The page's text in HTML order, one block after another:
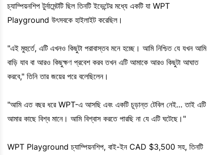
চ্যাম্পিয়নশিপ টুর্নামেন্টটি ছিল তিনটি ইভেন্টের মধ্যে একটি যা WPT
Playground উৎসবকে হাইলাইট করেছিল।
"এই মুহুর্তে, এটি এখনও কিছুটা পরাবাস্তব মনে হচ্ছে। আমি নিশ্চিত যে যখন আমি
বাড়ি যাব বা আরও কিছুক্ষণ প্রবেশ করব তখন এটি আমাকে আরও কিছুটা আঘাত
করবে," তিনি তার জয়ের পরে বলেছিলেন।
"আমি এত বছর ধরে WPT-এ আসছি এবং একটি চূড়ান্ত টেবিল নেই… তাই এটি
আমার কাছে বিশ্ব মানে। আমি বিশ্বাস করতে পারছি না যে এটি ঘটেছে।"
WPT Playground চ্যাম্পিয়নশিপ, বাই-ইন CAD $3,500 সহ, তিনটি